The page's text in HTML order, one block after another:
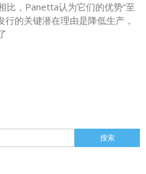
比，Panetta认为它们的优势“至
行的关键潜在理由是降低生产，